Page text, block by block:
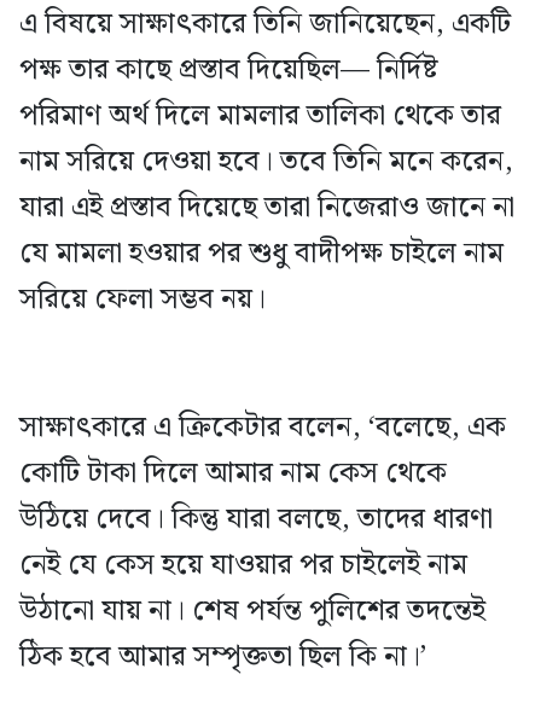
এ বিষয়ে সাক্ষাৎকারে তিনি জানিয়েছেন, একটি
পক্ষ তার কাছে প্রস্তাব দিয়েছিল— নির্দিষ্ট
পরিমাণ অর্থ দিলে মামলার তালিকা থেকে তার
নাম সরিয়ে দেওয়া হবে। তবে তিনি মনে করেন,
যারা এই প্রস্তাব দিয়েছে তারা নিজেরাও জানে না
যে মামলা হওয়ার পর শুধু বাদীপক্ষ চাইলে নাম
সরিয়ে ফেলা সম্ভব নয়।
সাক্ষাৎকারে এ ক্রিকেটার বলেন, ‘বলেছে, এক
কোটি টাকা দিলে আমার নাম কেস থেকে
উঠিয়ে দেবে। কিন্তু যারা বলছে, তাদের ধারণা
নেই যে কেস হয়ে যাওয়ার পর চাইলেই নাম
উঠানো যায় না। শেষ পর্যন্ত পুলিশের তদন্তেই
ঠিক হবে আমার সম্পৃক্ততা ছিল কি না।’